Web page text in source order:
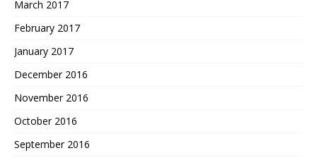
March 2017
February 2017
January 2017
December 2016
November 2016
October 2016
September 2016